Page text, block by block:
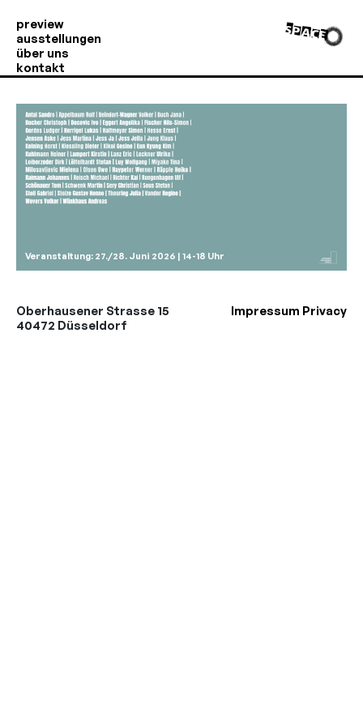
preview
ausstellungen
über uns
kontakt
Veranstaltung: 27./28. Juni 2026 | 14-18 Uhr
Oberhausener Strasse 15
40472 Düsseldorf
Impressum Privacy